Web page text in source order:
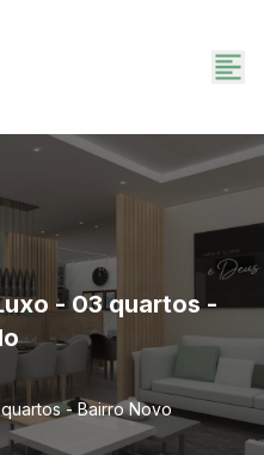
- 03 quartos -
- Bairro Novo